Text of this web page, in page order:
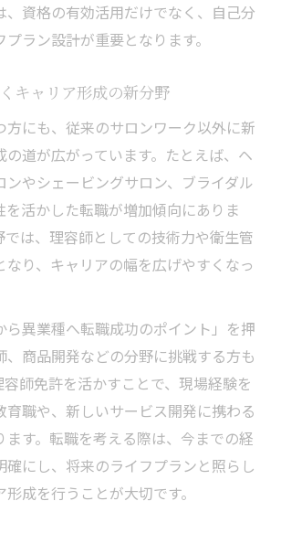
、資格の有効活用だけでなく、自己分
ラン設計が重要となります。
キャリア形成の新分野
方にも、従来のサロンワーク以外に新
の道が広がっています。たとえば、ヘ
ンやシェービングサロン、ブライダル
を活かした転職が増加傾向にありま
では、理容師としての技術力や衛生管
なり、キャリアの幅を広げやすくなっ
ら異業種へ転職成功のポイント」を押
、商品開発などの分野に挑戦する方も
師免許を活かすことで、現場経験を
育職や、新しいサービス開発に携わる
ます。転職を考える際は、今までの経
確にし、将来のライフプランと照らし
成を行うことが大切です。